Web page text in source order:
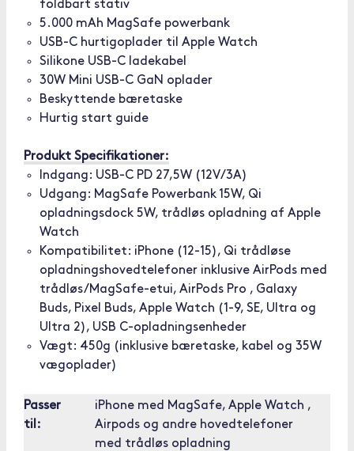
foldbart stativ
5.000 mAh MagSafe powerbank
USB-C hurtigoplader til Apple Watch
Silikone USB-C ladekabel
30W Mini USB-C GaN oplader
Beskyttende bæretaske
Hurtig start guide
Produkt Specifikationer:
Indgang: USB-C PD 27,5W (12V/3A)
Udgang: MagSafe Powerbank 15W, Qi
opladningsdock 5W, trådløs opladning af Apple
Watch
Kompatibilitet: iPhone (12-15), Qi trådløse
opladningshovedtelefoner inklusive AirPods med
trådløs/MagSafe-etui, AirPods Pro , Galaxy
Buds, Pixel Buds, Apple Watch (1-9, SE, Ultra og
Ultra 2), USB C-opladningsenheder
Vægt: 450g (inklusive bæretaske, kabel og 35W
vægoplader)
Passer
til:
iPhone med MagSafe, Apple Watch ,
Airpods og andre hovedtelefoner
med trådløs opladning